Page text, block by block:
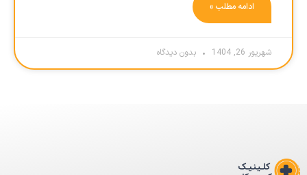
ادامه مطلب »
شهریور 26, 1404 بدون دیدگاه